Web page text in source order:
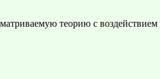
теорию с